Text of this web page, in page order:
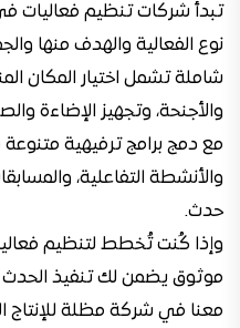
تبدأ شركات تنظيم فعاليات
نوع الفعالية والهدف منها
شاملة تشمل اختيار المكان
والأجنحة، وتجهيز الإضاءة
مع دمج برامج ترفيهية متنوعة
والأنشطة التفاعلية،
حدث.
وإذا كُنت تُخطط لتنظيم
موثوق يضمن لك تنفيذ الحدث
معنا في شركة مظلة للإنتاج